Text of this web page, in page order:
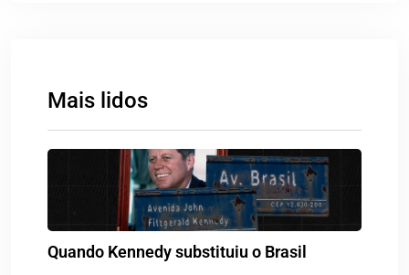
Mais lidos
Quando Kennedy substituiu o Brasil